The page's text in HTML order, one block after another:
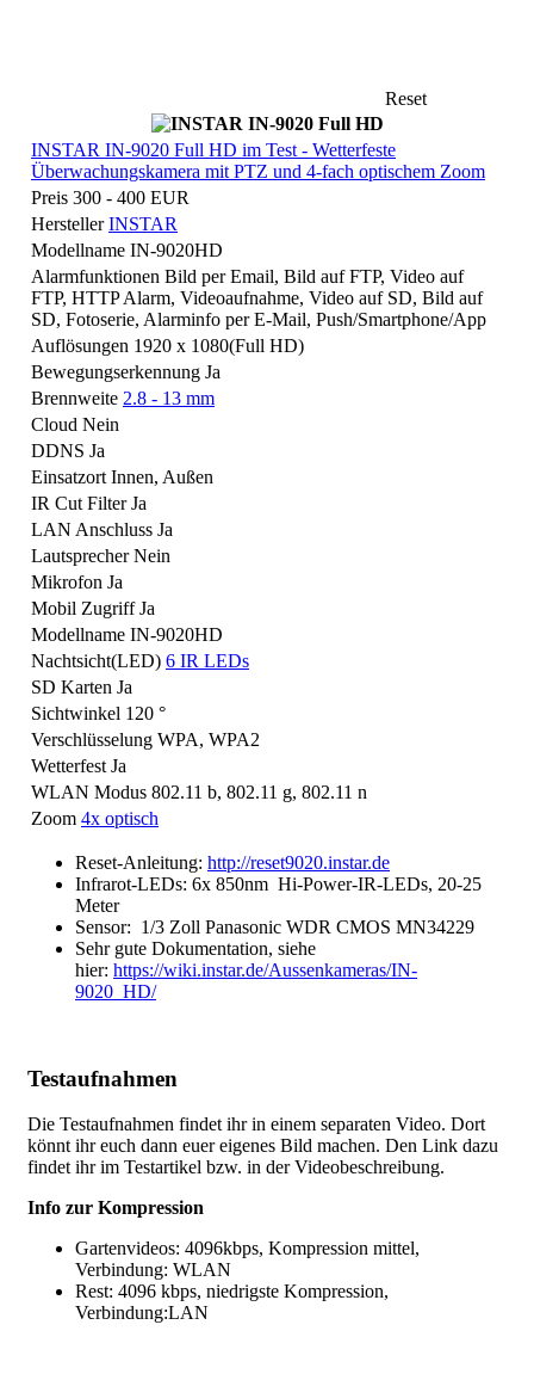
Reset
INSTAR IN-9020 Full HD im Test - Wetterfeste
Überwachungskamera mit PTZ und 4-fach optischem Zoom
Preis 300 - 400 EUR
Hersteller INSTAR
Modellname IN-9020HD
Alarmfunktionen Bild per Email, Bild auf FTP, Video auf
FTP, HTTP Alarm, Videoaufnahme, Video auf SD, Bild auf
SD, Fotoserie, Alarminfo per E-Mail, Push/Smartphone/App
Auflösungen 1920 x 1080(Full HD)
Bewegungserkennung Ja
Brennweite 2.8 - 13 mm
Cloud Nein
DDNS Ja
Einsatzort Innen, Außen
IR Cut FilterJa
LAN Anschluss Ja
LautsprecherNein
Mikrofon Ja
Mobil ZugriffJa
Modellname IN-9020HD
Nachtsicht(LED) 6 IR LEDs
SD Karten Ja
Sichtwinkel 120 °
Verschlüsselung WPA, WPA2
Wetterfest Ja
WLAN Modus 802.11 b, 802.11 g, 802.11 n
Zoom 4x optisch
Reset-Anleitung: http://reset9020.instar.de
Infrarot-LEDs: 6x 850nm Hi-Power-IR-LEDs, 20-25
Meter
Sensor: 1/3 Zoll Panasonic WDR CMOS MN34229
Sehr gute Dokumentation, siehe
hier: https://wiki.instar.de/Aussenkameras/IN-
9020_HD/
Testaufnahmen
Die Testaufnahmen findet ihr in einem separaten Video. Dort
könnt ihr euch dann euer eigenes Bild machen. Den Link dazu
findet ihr im Testartikel bzw. in der Videobeschreibung.
Info zur Kompression
Gartenvideos: 4096kbps, Kompression mittel,
Verbindung: WLAN
Rest: 4096 kbps, niedrigste Kompression,
Verbindung:LAN